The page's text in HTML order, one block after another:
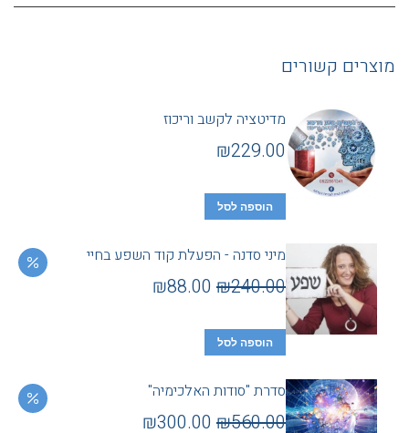
מוצרים קשורים
מדיטציה לקשב וריכוז
₪229.00
הוספה לסל
מיני סדנה - הפעלת קוד השפע בחיי
₪240.00
₪88.00
הוספה לסל
סדרת "סודות האלכימיה"
₪560.00
₪300.00